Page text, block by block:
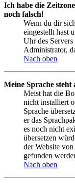
Ich habe die
noch falsch!
Wenn du dir
eingestellt hast
Uhr des
Administrator,
Nach oben
Meine Sprache
Meist hat die
nicht installiert
Sprache
er das
es noch nicht
übersetzen
der Website von
gefunden
Nach oben